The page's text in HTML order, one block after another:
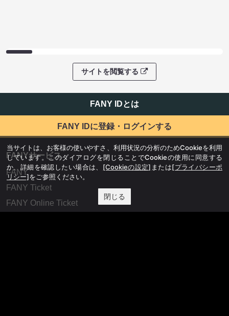
サイトを閲覧する
FANY IDとは
FANY IDに登録・ログインする
FANYサービス
FANY
FANY Ticket
FANY Online Ticket
当サイトは、お客様の使いやすさ、利用状況の分析のためCookieを利用
しています。このダイアログを閉じることでCookieの使用に同意する
か、詳細を確認したい場合は、 [Cookieの設定] または[プライバシーポ
リシー]をご参照ください。
閉じる